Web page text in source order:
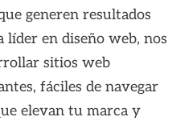
generen resultados
líder en diseño web, nos
sitios web
fáciles de navegar
elevan tu marca y